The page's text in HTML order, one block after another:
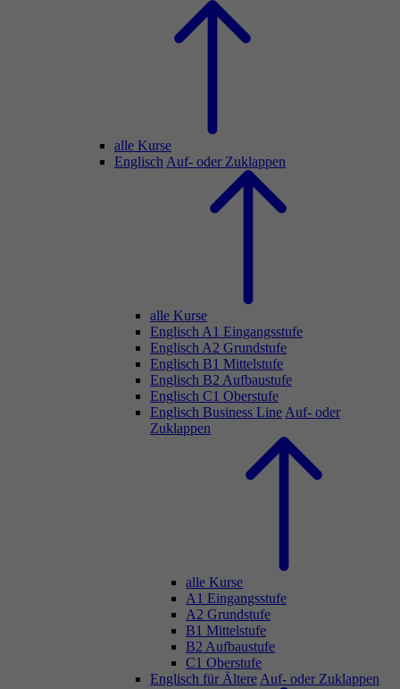
alle Kurse
Englisch Auf- oder Zuklappen
alle Kurse
Englisch A1 Eingangsstufe
Englisch A2 Grundstufe
Englisch B1 Mittelstufe
Englisch B2 Aufbaustufe
Englisch C1 Oberstufe
Englisch Business Line Auf- oder
Zuklappen
alle Kurse
A1 Eingangsstufe
A2 Grundstufe
B1 Mittelstufe
B2 Aufbaustufe
C1 Oberstufe
Englisch für Ältere Auf- oder Zuklappen